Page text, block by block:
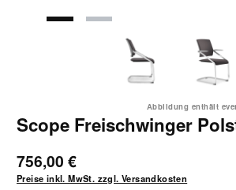
Abbildung enthält
Scope Freischwinger
756,00 €
Preise inkl. MwSt. zzgl. Versandkosten